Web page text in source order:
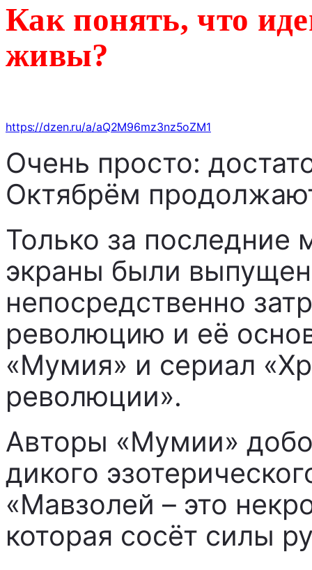
Как понять, что
живы?
https://dzen.ru/a/aQ2M96mz3nz5oZM1
Очень просто:
Октябрём
Только за последние
экраны были
непосредственно
революцию и её
«Мумия» и сериал
революции».
Авторы «Мумии»
дикого
«Мавзолей – это
которая сосёт силы